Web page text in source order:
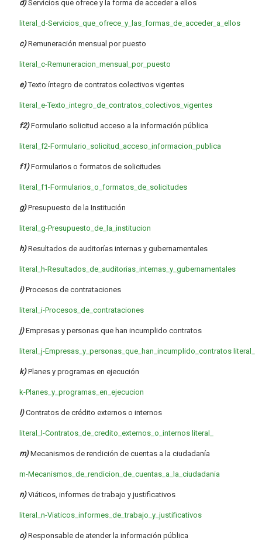
d)Servicios que ofrece y la forma de acceder a ellos
literal_d-Servicios_que_ofrece_y_las_formas_de_acceder_a_ellos
c)Remuneración mensual por puesto
literal_c-Remuneracion_mensual_por_puesto
e)Texto íntegro de contratos colectivos vigentes
literal_e-Texto_integro_de_contratos_colectivos_vigentes
f2)Formulario solicitud acceso a la información pública
literal_f2-Formulario_solicitud_acceso_informacion_publica
f1)Formularios o formatos de solicitudes
literal_f1-Formularios_o_formatos_de_solicitudes
g) Presupuesto de la Institución
literal_g-Presupuesto_de_la_institucion
h)Resultados de auditorías internas y gubernamentales
literal_h-Resultados_de_auditorias_internas_y_gubernamentales
i) Procesos de contrataciones
literal_i-Procesos_de_contrataciones
j) Empresas y personas que han incumplido contratos
literal_j-Empresas_y_personas_que_han_incumplido_contratos literal_
k) Planes y programas en ejecución
k-Planes_y_programas_en_ejecucion
l) Contratos de crédito externos o internos
literal_l-Contratos_de_credito_externos_o_internos literal_
m)Mecanismos de rendición de cuentas a la ciudadanía
m-Mecanismos_de_rendicion_de_cuentas_a_la_ciudadania
n)Viáticos, informes de trabajo y justificativos
literal_n-Viaticos_informes_de_trabajo_y_justificativos
o)Responsable de atender la información pública